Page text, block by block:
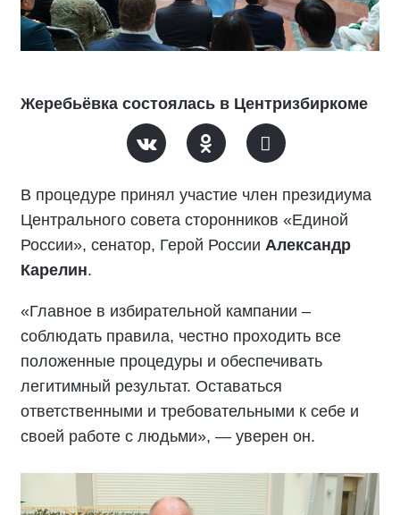
Жеребьёвка состоялась в Центризбиркоме
В процедуре принял участие член президиума
Центрального совета сторонников «Единой
России», сенатор, Герой России Александр
Карелин.
«Главное в избирательной кампании –
соблюдать правила, честно проходить все
положенные процедуры и обеспечивать
легитимный результат. Оставаться
ответственными и требовательными к себе и
своей работе с людьми», — уверен он.